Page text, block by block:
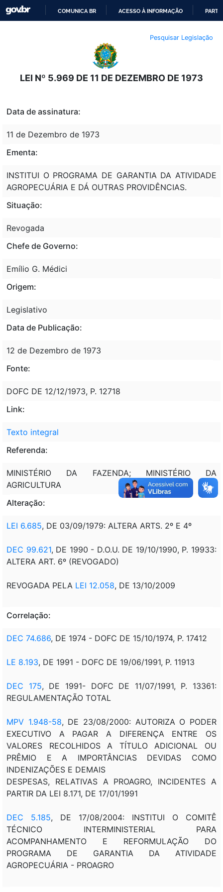
O
CONTEÚDO
COMUNICA BR ACESSO À INFORMAÇÃO
Pesquisar Legislação
LEI Nº 5.969 DE 11 DE DEZEMBRO DE 1973
Data de assinatura:
11 de Dezembro de 1973
Ementa:
INSTITUI O PROGRAMA DE GARANTIA DA ATIVIDADE
AGROPECUÁRIA E DÁ OUTRAS PROVIDÊNCIAS.
Situação:
Revogada
Chefe de Governo:
Emílio G. Médici
Origem:
Legislativo
Data de Publicação:
12 de Dezembro de 1973
Fonte:
DOFC DE 12/12/1973, P. 12718
Link:
Texto integral
Referenda:
MINISTÉRIO DA FAZENDA; MINISTÉRIO DA
AGRICULTURA
Alteração:
LEI 6.685, DE 03/09/1979: ALTERA ARTS. 2º E 4º
DEC 99.621, DE 1990 - D.O.U. DE 19/10/1990, P. 19933:
ALTERA ART. 6º (REVOGADO)
REVOGADA PELA LEI 12.058, DE 13/10/2009
Correlação:
DEC 74.686, DE 1974 - DOFC DE 15/10/1974, P. 17412
LE 8.193, DE 1991 - DOFC DE 19/06/1991, P. 11913
DEC 175, DE 1991- DOFC DE 11/07/1991, P. 13361:
REGULAMENTAÇÃO TOTAL
MPV 1.948-58, DE 23/08/2000: AUTORIZA O PODER
EXECUTIVO A PAGAR A DIFERENÇA ENTRE OS
VALORES RECOLHIDOS A TÍTULO ADICIONAL OU
PRÊMIO E A IMPORTÂNCIAS DEVIDAS COMO
INDENIZAÇÕES E DEMAIS
DESPESAS, RELATIVAS A PROAGRO, INCIDENTES A
PARTIR DA LEI 8.171, DE 17/01/1991
DEC 5.185, DE 17/08/2004: INSTITUI O COMITÊ
TÉCNICO INTERMINISTERIAL PARA
ACOMPANHAMENTO E REFORMULAÇÃO DO
PROGRAMA DE GARANTIA DA ATIVIDADE
AGROPECUÁRIA - PROAGRO